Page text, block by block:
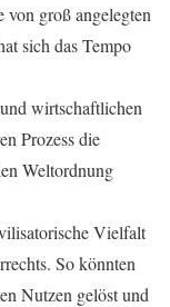
groß angelegten
sich das Tempo
wirtschaftlichen
Prozess die
Weltordnung
Vielfalt
So könnten
Nutzen gelöst und